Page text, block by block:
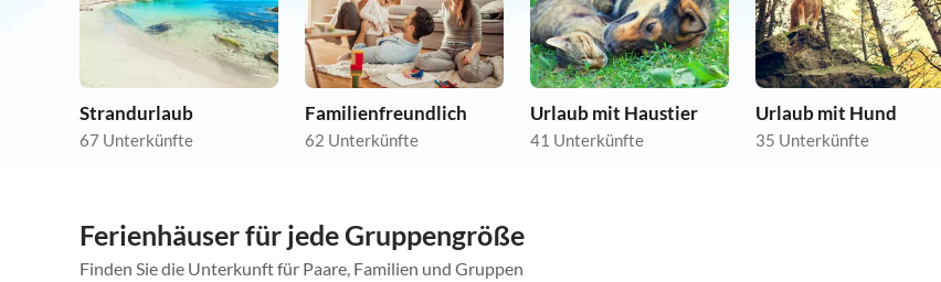
Strandurlaub
67 Unterkünfte
Familienfreundlich
62 Unterkünfte
Urlaub mit Haustier
41 Unterkünfte
Urlaub mit Hund
35 Unterkünfte
Ferienhäuser für jede Gruppengröße
Finden Sie die Unterkunft für Paare, Familien und Gruppen